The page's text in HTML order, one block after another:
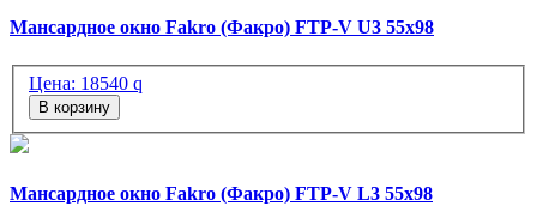
Мансардное окно Fakro (Факро) FTP-V U3 55х98
Цена: 18540 q
В корзину
Мансардное окно Fakro (Факро) FTP-V L3 55х98